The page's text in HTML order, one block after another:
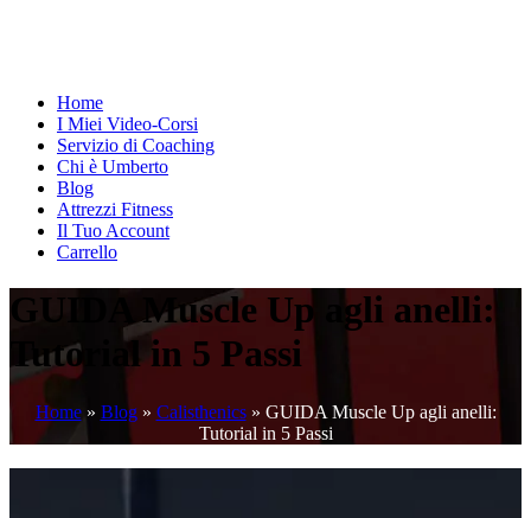
Home
I Miei Video-Corsi
Servizio di Coaching
Chi è Umberto
Blog
Attrezzi Fitness
Il Tuo Account
Carrello
GUIDA Muscle Up agli anelli:
Tutorial in 5 Passi
Home» Blog» Calisthenics» GUIDA Muscle Up agli anelli:
Tutorial in 5 Passi